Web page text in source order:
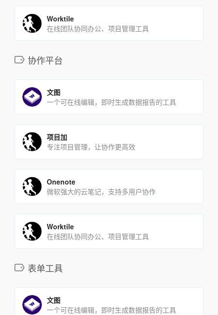
Worktile
在线团队协同办公、项目管理工具
协作平台
文图
一个可在线编辑，即时生成数据报告的工具
项目加
专注项目管理，让协作更高效
Onenote
微软强大的云笔记，支持多用户协作
Worktile
在线团队协同办公、项目管理工具
表单工具
文图
一个可在线编辑，即时生成数据报告的工具